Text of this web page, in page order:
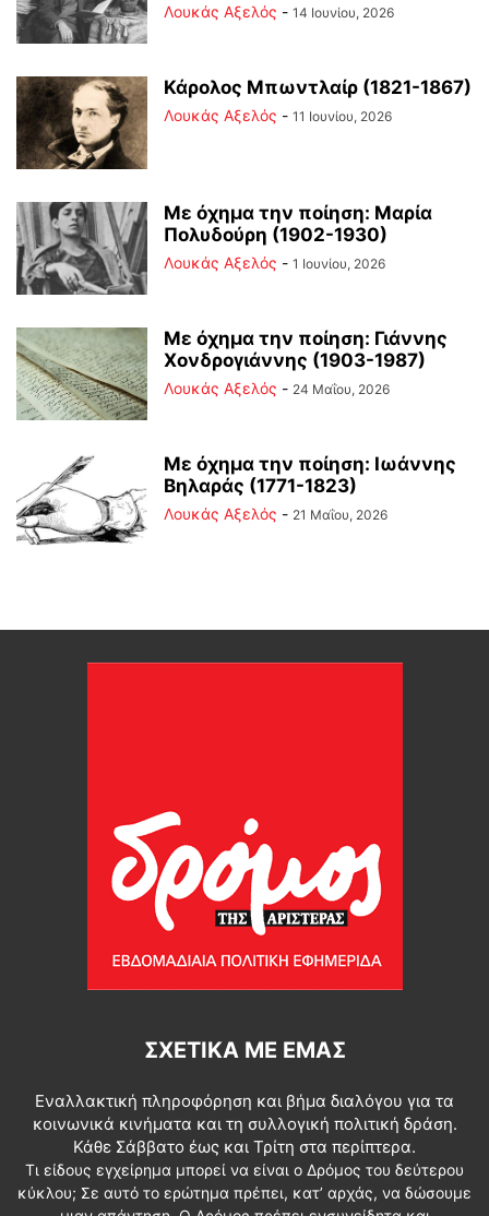
Λουκάς Αξελός - 14 Ιουνίου, 2026
Κάρολος Μπωντλαίρ (1821-1867)
Λουκάς Αξελός - 11 Ιουνίου, 2026
Με όχημα την ποίηση: Μαρία
Πολυδούρη (1902-1930)
Λουκάς Αξελός - 1 Ιουνίου, 2026
Με όχημα την ποίηση: Γιάννης
Χονδρογιάννης (1903-1987)
Λουκάς Αξελός - 24 Μαΐου, 2026
Με όχημα την ποίηση: Ιωάννης
Βηλαράς (1771-1823)
Λουκάς Αξελός - 21 Μαΐου, 2026
ΣΧΕΤΙΚΆ ΜΕ ΕΜΆΣ
Εναλλακτική πληροφόρηση και βήμα διαλόγου για τα
κοινωνικά κινήματα και τη συλλογική πολιτική δράση.
Κάθε Σάββατο έως και Τρίτη στα περίπτερα.
Τι είδους εγχείρημα μπορεί να είναι ο Δρόμος του δεύτερου
κύκλου; Σε αυτό το ερώτημα πρέπει, κατ’ αρχάς, να δώσουμε